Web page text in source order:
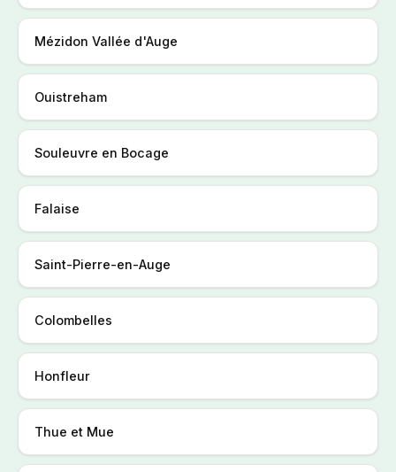
Mézidon Vallée d'Auge
Ouistreham
Souleuvre en Bocage
Falaise
Saint-Pierre-en-Auge
Colombelles
Honfleur
Thue et Mue